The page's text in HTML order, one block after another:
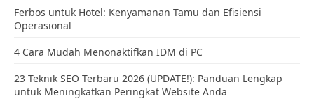
Ferbos untuk Hotel: Kenyamanan Tamu dan Efisiensi
Operasional
4 Cara Mudah Menonaktifkan IDM di PC
23 Teknik SEO Terbaru 2026 (UPDATE!): Panduan Lengkap
untuk Meningkatkan Peringkat Website Anda